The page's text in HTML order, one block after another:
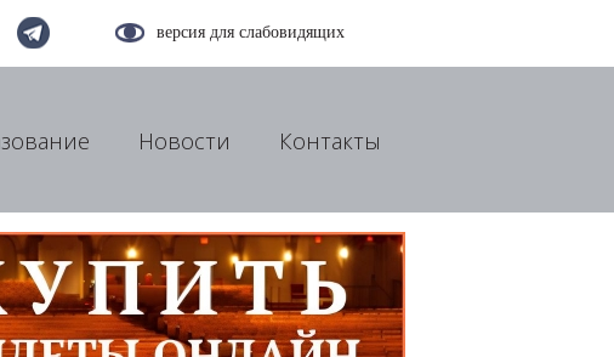
версия для слабовидящих
Новости Контакты